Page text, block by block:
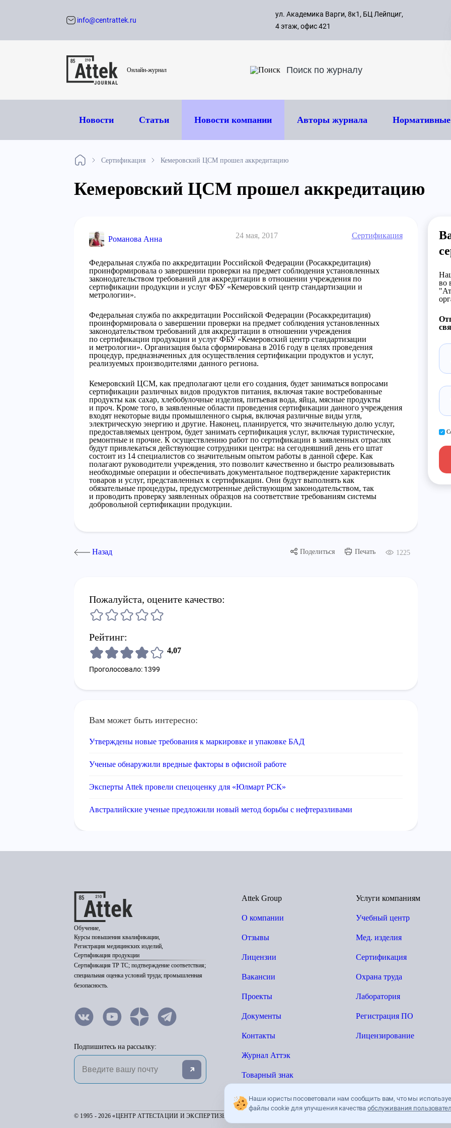
Наши юристы посоветовали нам сообщить вам, что мы
файлы cookie для улучшения качества обслуживания
с 09:00
8 495
info@centrattek.ru
ул. Академика Варги, 8к1, БЦ Лейпциг,
4 этаж, офис 421
Онлайн-журнал
Новости Статьи Новости компании Авторы журнала
Сертификация Кемеровский ЦСМ прошел аккредитацию
Кемеровский ЦСМ прошел аккредитацию
Романова Анна 24 мая, 2017 Сертификация
Федеральная служба по аккредитации Российской Федерации (Росаккредитация)
проинформировала о завершении проверки на предмет соблюдения установленных
законодательством требований для аккредитации в отношении учреждения по
сертификации продукции и услуг ФБУ «Кемеровский центр стандартизации и
метрологии».
Федеральная служба по аккредитации Российской Федерации (Росаккредитация)
проинформировала о завершении проверки на предмет соблюдения установленных
законодательством требований для аккредитации в отношении учреждения
по сертификации продукции и услуг ФБУ «Кемеровский центр стандартизации
и метрологии». Организация была сформирована в 2016 году в целях проведения
процедур, предназначенных для осуществления сертификации продуктов и услуг,
реализуемых производителями данного региона.
Кемеровский ЦСМ, как предполагают цели его создания, будет заниматься вопросами
сертификации различных видов продуктов питания, включая такие востребованные
продукты как сахар, хлебобулочные изделия, питьевая вода, яйца, мясные продукты
и проч. Кроме того, в заявленные области проведения сертификации данного учреждения
входят некоторые виды промышленного сырья, включая различные виды угля,
электрическую энергию и другие. Наконец, планируется, что значительную долю услуг,
предоставляемых центром, будет занимать сертификация услуг, включая туристические,
ремонтные и прочие. К осуществлению работ по сертификации в заявленных отраслях
будут привлекаться действующие сотрудники центра: на сегодняшний день его штат
состоит из 14 специалистов со значительным опытом работы в данной сфере. Как
полагают руководители учреждения, это позволит качественно и быстро реализовывать
необходимые операции и обеспечивать документальное подтверждение характеристик
товаров и услуг, представленных к сертификации. Они будут выполнять как
обязательные процедуры, предусмотренные действующим законодательством, так
и проводить проверку заявленных образцов на соответствие требованиям системы
добровольной сертификации продукции.
Назад Поделиться Печать 1225
Пожалуйста, оцените качество:
Рейтинг:
4,07
Проголосовало: 1399
Вам может быть интересно:
Утверждены новые требования к маркировке и упаковке БАД
Ученые обнаружили вредные факторы в офисной работе
Эксперты Attek провели спецоценку для «Юлмарт РСК»
Австралийские ученые предложили новый метод борьбы с нефтеразливами
во
Обучение,
Курсы повышения квалификации,
Регистрация медицинских изделий,
Сертификация продукции
Сертификация ТР ТС; подтверждение соответствия;
специальная оценка условий труда; промышленная
безопасность.
Подпишитесь на рассылку:
Attek Group
О компании
Отзывы
Лицензии
Вакансии
Проекты
Документы
Контакты
Журнал Аттэк
Товарный знак
Услуги компаниям
Учебный центр
Мед. изделия
Сертификация
Охрана труда
Лаборатория
Регистрация ПО
Лицензирование
© 1995 - 2026 «ЦЕНТР АТТЕСТАЦИИ И ЭКСПЕРТИЗЫ»